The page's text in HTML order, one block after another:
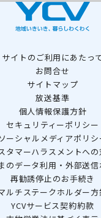
サイトのご利用にあたっ
お問合せ
サイトマップ
放送基準
個人情報保護方針
セキュリティーポリシー
ーシャルメディアポリシ
タマーハラスメントへ
のデータ利用・外部送
再勧誘停止のお手続き
ルチステークホルダー方
YCVサービス契約約款